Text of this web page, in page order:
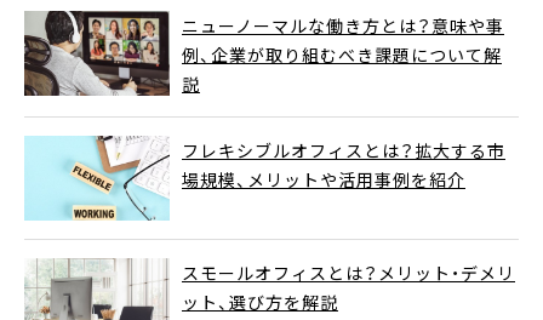
ニューノーマルな働き方とは？意味や事
例、企業が取り組むべき課題について解
説
フレキシブルオフィスとは？拡大する市
場規模、メリットや活用事例を紹介
スモールオフィスとは？メリット・デメリ
ット、選び方を解説